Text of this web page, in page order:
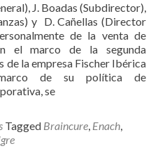
J. Boadas (Subdirector),
y D. Cañellas (Director
de la venta de
el marco de la segunda
de la empresa Fischer Ibérica
de su política de
se
Tagged Braincure, Enach,